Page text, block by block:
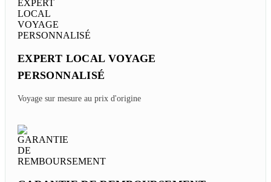
EXPERT LOCAL VOYAGE
PERSONNALISÉ
Voyage sur mesure au prix d'origine